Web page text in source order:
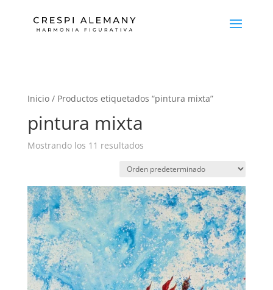
Inicio/ Productos etiquetados “pintura mixta”
pintura mixta
Mostrando los 11 resultados